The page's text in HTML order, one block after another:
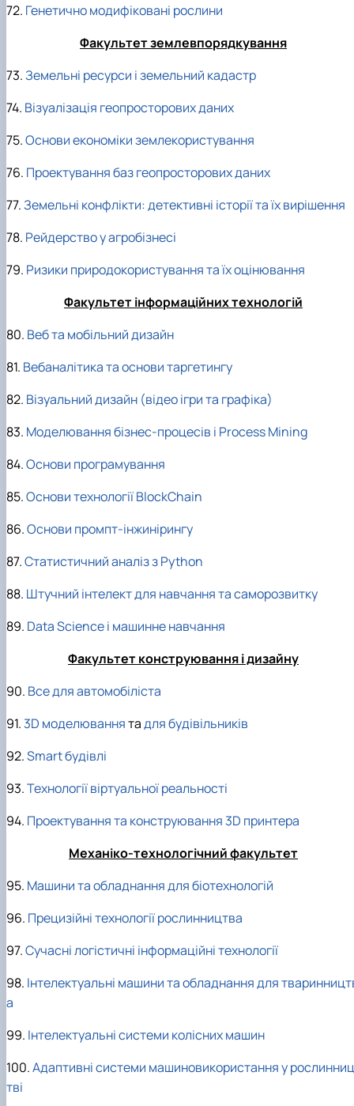
72. Генетично модифіковані рослини
Факультет землевпорядкування
73.Земельні ресурси і земельний кадастр
74. Візуалізація геопросторових даних
75.Основи економіки землекористування
76. Проектування баз геопросторових даних
77.Земельні конфлікти: детективні історії та їх вирішення
78. Рейдерство у агробізнесі
79. Ризики природокористування та їх оцінювання
Факультет інформаційних технологій
80. Веб та мобільний дизайн
81. Вебаналітика та основи таргетингу
82. Візуальний дизайн (відео ігри та графіка)
83. Моделювання бізнес-процесів і Process Mining
84.Основи програмування
85.Основи технології ВlockChain
86.Основи промпт-інжинірингу
87.Статистичний аналіз з Рython
88. Штучний інтелект для навчання та саморозвитку
89. Data Science і машинне навчання
Факультет конструювання і дизайну
90. Все для автомобіліста
91. 3D моделюваннятадля будівільників
92.Smart будівлі
93.Технології віртуальної реальності
94. Проектування та конструювання 3D принтера
Механіко-технологічний факультет
95. Машини та обладнання для біотехнологій
96. Прецизійні технології рослинництва
97.Сучасні логістичні інформаційні технології
98. Інтелектуальні машини та обладнання для
а
99. Інтелектуальні системи колісних машин
100.Адаптивні системи машиновикористання у рослинниц
тві